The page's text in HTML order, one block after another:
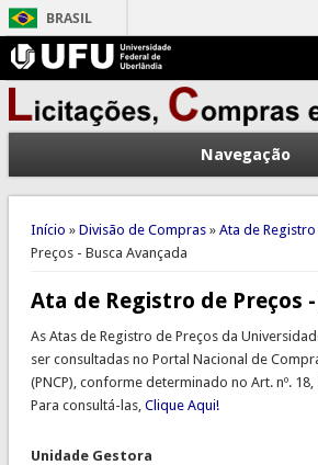
BRASIL
Navegação
Você está aqui
Início » Divisão de Compras» Ata de
Preços - Busca Avançada
Ata de Registro de Preços
As Atas de Registro de Preços da
ser consultadas no Portal Nacional de
(PNCP), conforme determinado no Art. nº. 18,
Para consultá-las, Clique Aqui!
Unidade Gestora